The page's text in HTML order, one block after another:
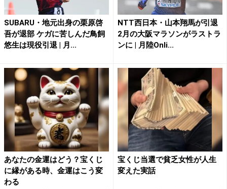
SUBARU・地元出身の栗原啓
吾が退部 ケガに苦しんだ鳥飼
悠生は現役引退 | 月...
NTT西日本・山本翔馬が引退
2月の大阪マラソンがラストラ
ンに | 月陸Onli...
あなたの金運はどう？宝くじ
に縁がある時、金運はこう変
わる
宝くじ当選で貧乏女性が人生
変えた実話